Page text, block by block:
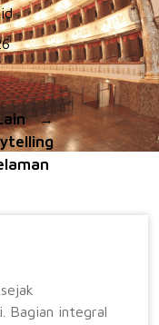
→
Bagian integral